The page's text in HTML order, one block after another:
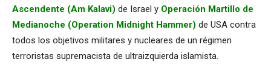
Ascendente (Am Kalavi) de Israel y Operación Martillo de
Medianoche (Operation Midnight Hammer) de USA contra
todos los objetivos militares y nucleares de un régimen
terroristas supremacista de ultraizquierda islamista.